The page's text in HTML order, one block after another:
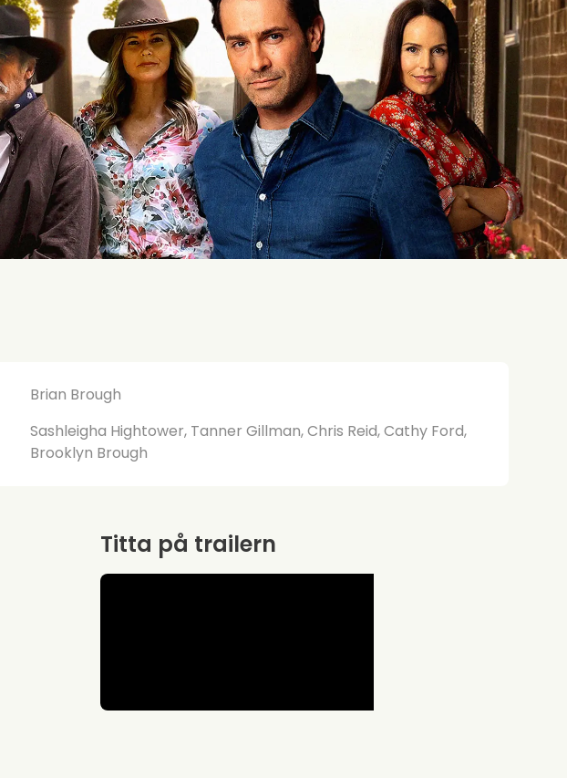
Brian Brough
Sashleigha Hightower, Tanner Gillman, Chris Reid, Cathy Ford,
Brooklyn Brough
Titta på trailern